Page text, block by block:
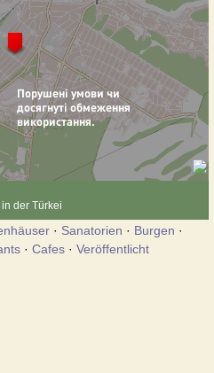
in der Türkei
· Sanatorien · Burgen ·
· Cafes · Veröffentlicht